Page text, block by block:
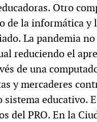
Otro
de la informática y
La pandemia
reduciendo el
de una
y mercaderes
sistema educativo.
del PRO. En la